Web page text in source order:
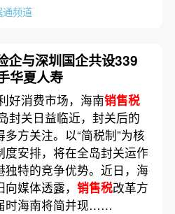
通频道
企与深圳国企共设339
华夏人寿
好消费市场，海南销售税
封关日益临近，封关后的
方关注。以“简税制”为核
度安排，将在全岛封关运作
独特的竞争优势。近日，海
媒体透露， 销售税改革方
时海南将简并现……